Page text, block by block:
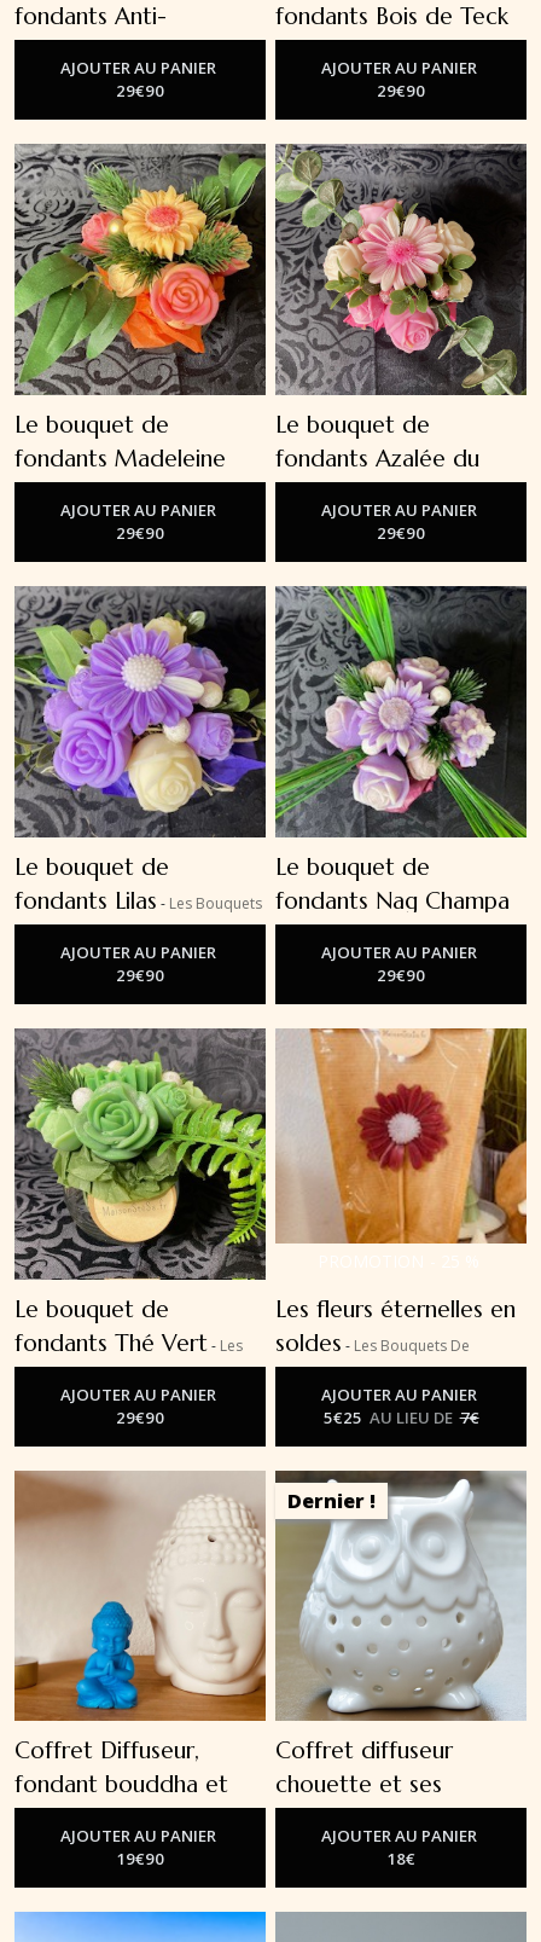
fondants Anti-
moustiques
FondantsAJOUTER AU PANIER
29€90
fondants Bois de Teck
-Les Bouquets De Fondants
AJOUTER AU PANIER
29€90
Le bouquet de
fondants Madeleine
Gourmande
De FondantsAJOUTER AU PANIER
29€90
Le bouquet de
fondants Azalée du
Japon
FondantsAJOUTER AU PANIER
29€90
Le bouquet de
fondants Lilas - Les Bouquets
De Fondants
AJOUTER AU PANIER
29€90
Le bouquet de
fondants Nag Champa
-Les Bouquets De Fondants
AJOUTER AU PANIER
29€90
Le bouquet de
fondants Thé Vert- Les
Bouquets De Fondants
AJOUTER AU PANIER
29€90
Les fleurs éternelles en
soldes - Les Bouquets De
Fondants
AJOUTER AU PANIER
5€25 AU LIEU DE 7€
Coffret Diffuseur,
fondant bouddha et
bougie chauffe plat
Diffuseurs Pour Fondants
AJOUTER AU PANIER
19€90
Dernier !
Coffret diffuseur
chouette et ses
fondants
Fondants Parfumés
AJOUTER AU PANIER
18€